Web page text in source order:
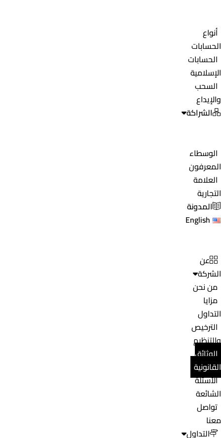
أنواع
الحسابات
الحسابات
الإسلامية
السحب
والإيداع
الشراكة
الوسطاء
المعرفون
العلامة
التجارية
المدونة
English
عن
الشركة
من نحن
مزايا
التداول
الترخيص
والتنظيم
الوثائق
القانونية
الأسئلة
الشائعة
تواصل
معنا
التداول